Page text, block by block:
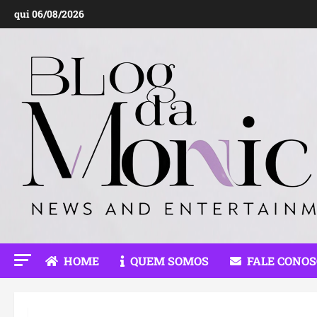
para
conteúdo
qui 06/08/2026
HOME QUEM SOMOS FALE